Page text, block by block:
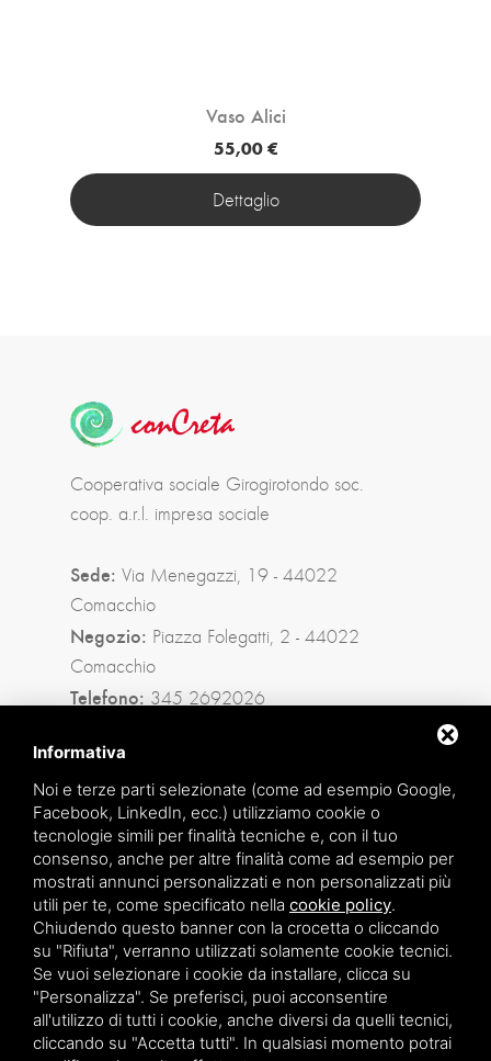
Vaso Alici
55,00 €
Dettaglio
Cooperativa sociale Girogirotondo soc.
coop. a.r.l. impresa sociale
Sede: Via Menegazzi, 19 - 44022
Comacchio
Negozio: Piazza Folegatti, 2 - 44022
Comacchio
Telefono: 345 2692026
Privacy policy
Facebook
Instagram
Whatsapp
Informativa
Noi e terze parti selezionate (come ad esempio Google,
Facebook, LinkedIn, ecc.) utilizziamo cookie o
tecnologie simili per finalità tecniche e, con il tuo
consenso, anche per altre finalità come ad esempio per
mostrati annunci personalizzati e non personalizzati più
utili per te, come specificato nella cookie policy.
Chiudendo questo banner con la crocetta o cliccando
su "Rifiuta", verranno utilizzati solamente cookie tecnici.
Se vuoi selezionare i cookie da installare, clicca su
"Personalizza". Se preferisci, puoi acconsentire
all'utilizzo di tutti i cookie, anche diversi da quelli tecnici,
cliccando su "Accetta tutti". In qualsiasi momento potrai